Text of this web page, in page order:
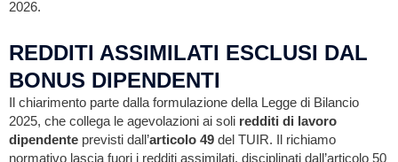
2026.
REDDITI ASSIMILATI ESCLUSI DAL
BONUS DIPENDENTI
Il chiarimento parte dalla formulazione della Legge di Bilancio
2025, che collega le agevolazioni ai soli redditi di lavoro
dipendente previsti dall’articolo 49 del TUIR. Il richiamo
normativo lascia fuori i redditi assimilati, disciplinati dall’articolo 50